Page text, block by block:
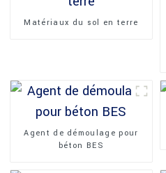
Matériaux du sol en terre
Agent de démoulage pour
béton BES